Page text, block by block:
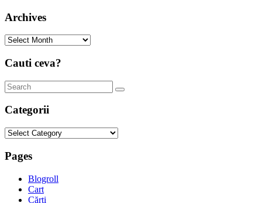
Archives
Archives
Cauti ceva?
Categorii
Categorii
Pages
Blogroll
Cart
Cărți